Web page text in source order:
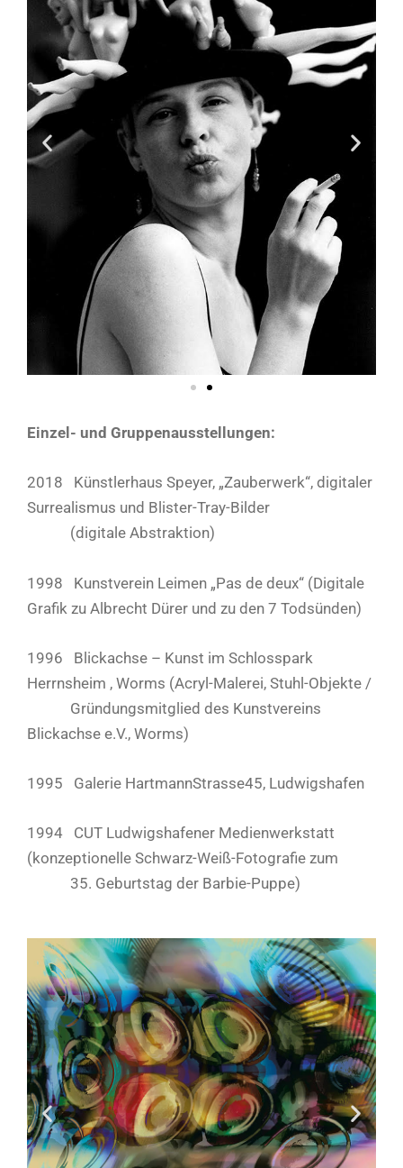
Einzel- und Gruppenausstellungen:
2018 Künstlerhaus Speyer, „Zauberwerk“, digitaler
Surrealismus und Blister-Tray-Bilder
(digitale Abstraktion)
1998 Kunstverein Leimen „Pas de deux“ (Digitale
Grafik zu Albrecht Dürer und zu den 7 Todsünden)
1996 Blickachse – Kunst im Schlosspark
Herrnsheim , Worms (Acryl-Malerei, Stuhl-Objekte /
Gründungsmitglied des Kunstvereins
Blickachse e.V., Worms)
1995 Galerie HartmannStrasse45, Ludwigshafen
1994 CUT Ludwigshafener Medienwerkstatt
(konzeptionelle Schwarz-Weiß-Fotografie zum
35. Geburtstag der Barbie-Puppe)